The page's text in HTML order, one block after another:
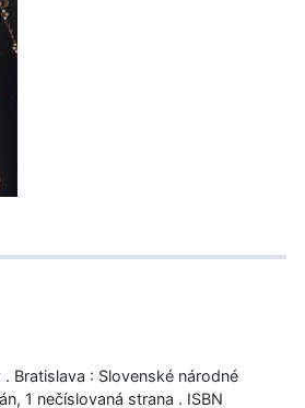
Bratislava : Slovenské národné
1 nečíslovaná strana . ISBN